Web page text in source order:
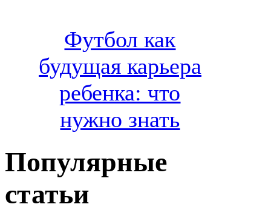
Футбол как
будущая карьера
ребенка: что
нужно знать
Популярные
статьи